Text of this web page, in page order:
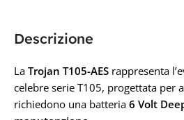
Descrizione
La Trojan T105-AES rappresenta
celebre serie T105, progettata per
richiedono una batteria 6 Volt
PRODUTTORE
Trojan
TECNOLOGIA